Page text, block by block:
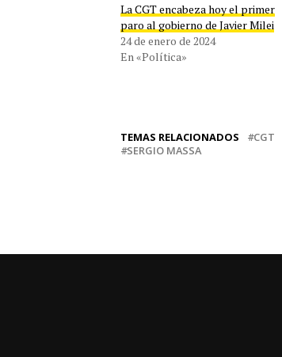
La CGT encabeza hoy el primer
paro al gobierno de Javier Milei
24 de enero de 2024
En «Política»
TEMAS RELACIONADOS CGT
SERGIO MASSA